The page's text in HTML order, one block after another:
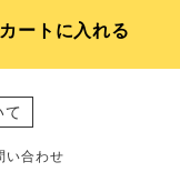
カートに入れる
て
い合わせ